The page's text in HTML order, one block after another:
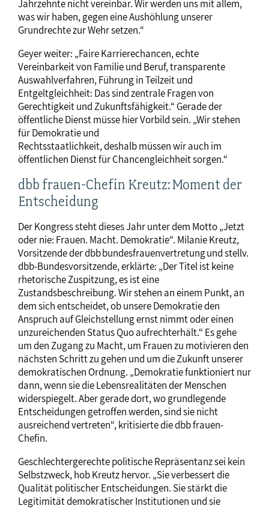
Jahrzehnte nicht vereinbar. Wir werden uns mit allem,
was wir haben, gegen eine Aushöhlung unserer
Grundrechte zur Wehr setzen.“
Geyer weiter: „Faire Karrierechancen, echte
Vereinbarkeit von Familie und Beruf, transparente
Auswahlverfahren, Führung in Teilzeit und
Entgeltgleichheit: Das sind zentrale Fragen von
Gerechtigkeit und Zukunftsfähigkeit.“ Gerade der
öffentliche Dienst müsse hier Vorbild sein. „Wir stehen
für Demokratie und
Rechtsstaatlichkeit, deshalb müssen wir auch im
öffentlichen Dienst für Chancengleichheit sorgen.“
dbb frauen-Chefin Kreutz:Moment der
Entscheidung
Der Kongress steht dieses Jahr unter dem Motto „Jetzt
oder nie: Frauen. Macht. Demokratie“. Milanie Kreutz,
Vorsitzende der dbb bundesfrauenvertretung und stellv.
dbb-Bundesvorsitzende, erklärte: „Der Titel ist keine
rhetorische Zuspitzung, es ist eine
Zustandsbeschreibung. Wir stehen an einem Punkt, an
dem sich entscheidet, ob unsere Demokratie den
Anspruch auf Gleichstellung ernst nimmt oder einen
unzureichenden Status Quo aufrechterhält.“ Es gehe
um den Zugang zu Macht, um Frauen zu motivieren den
nächsten Schritt zu gehen und um die Zukunft unserer
demokratischen Ordnung. „Demokratie funktioniert nur
dann, wenn sie die Lebensrealitäten der Menschen
widerspiegelt. Aber gerade dort, wo grundlegende
Entscheidungen getroffen werden, sind sie nicht
ausreichend vertreten“, kritisierte die dbb frauen-
Chefin.
Geschlechtergerechte politische Repräsentanz sei kein
Selbstzweck, hob Kreutz hervor. „Sie verbessert die
Qualität politischer Entscheidungen. Sie stärkt die
Legitimität demokratischer Institutionen und sie